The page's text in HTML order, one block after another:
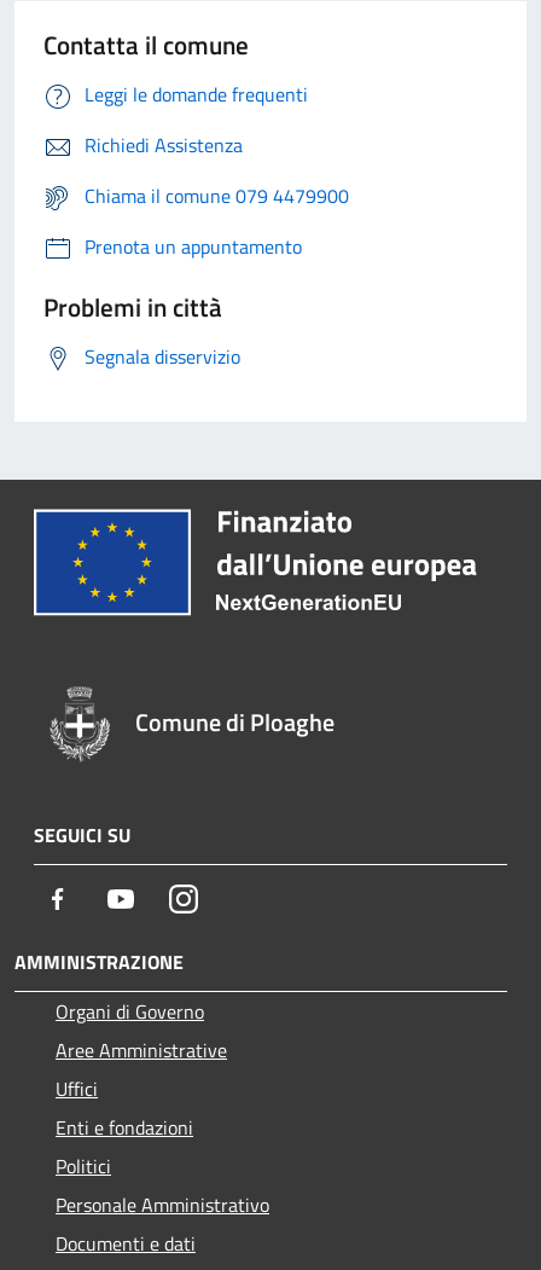
Contatta il comune
Leggi le domande frequenti
Richiedi Assistenza
Chiama il comune 079 4479900
Prenota un appuntamento
Problemi in città
Segnala disservizio
Comune di Ploaghe
SEGUICI SU
Facebook YoutubeInstagram
AMMINISTRAZIONE
Organi di Governo
Aree Amministrative
Uffici
Enti e fondazioni
Politici
Personale Amministrativo
Documenti e dati